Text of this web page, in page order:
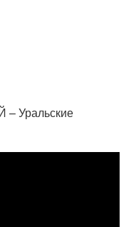
– Уральские